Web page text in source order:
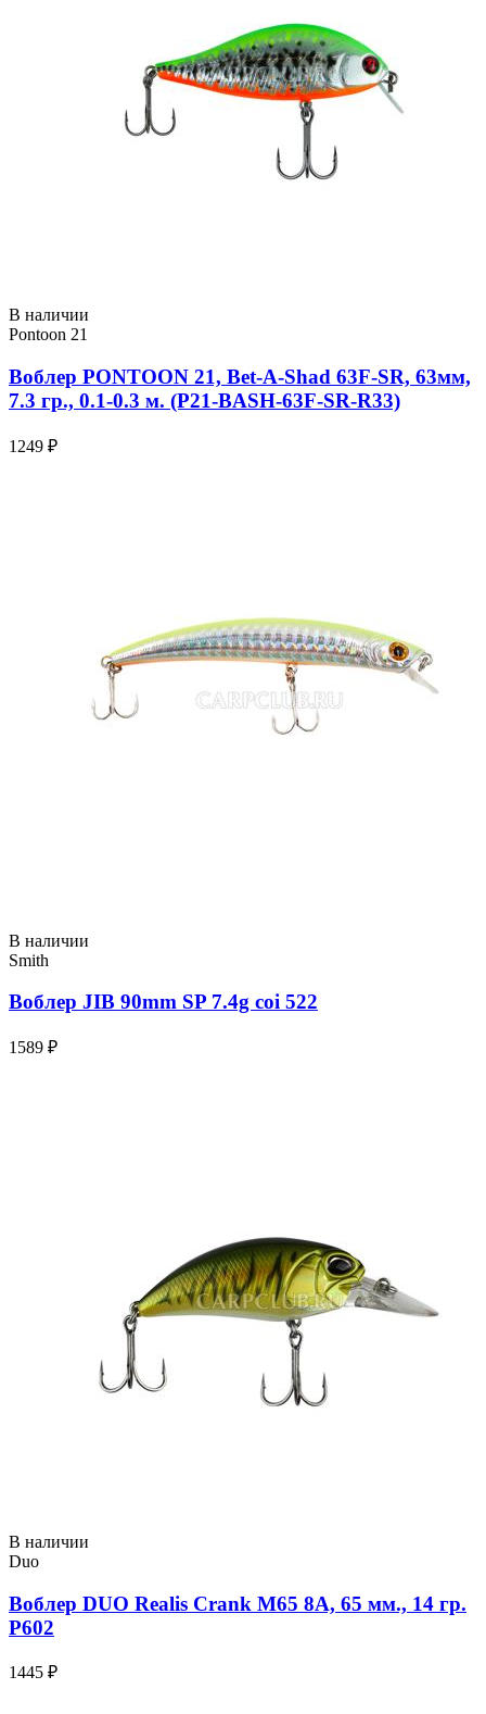
В наличии
Pontoon 21
Воблер PONTOON 21, Bet-A-Shad 63F-SR, 63мм,
7.3 гр., 0.1-0.3 м. (P21-BASH-63F-SR-R33)
1249 ₽
В наличии
Smith
Воблер JIB 90mm SP 7.4g coi 522
1589 ₽
В наличии
Duo
Воблер DUO Realis Crank M65 8A, 65 мм., 14 гр.
P602
1445 ₽